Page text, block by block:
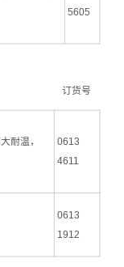
5605
订货号
耐温，
0613
4611
0613
1912